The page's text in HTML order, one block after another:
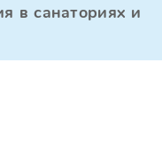
в санаториях и